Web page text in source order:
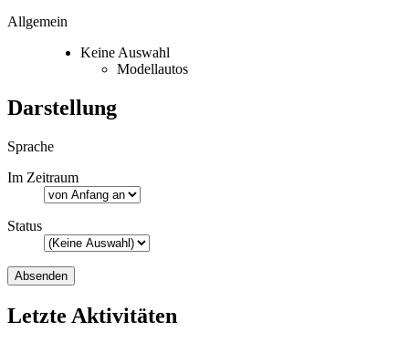
Allgemein
Keine Auswahl
Modellautos
Darstellung
Sprache
Im Zeitraum
Status
Letzte Aktivitäten